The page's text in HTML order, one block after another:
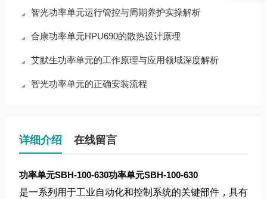
智光功率单元运行管控与周期养护实操解析
合康功率单元HPU690的散热设计原理
艾默生功率单元的工作原理与应用领域深度解析
智光功率单元的正确安装流程
详细介绍 在线留言
功率单元SBH-100-630功率单元SBH-100-630
是一系列用于工业自动化和控制系统的关键部件，具有